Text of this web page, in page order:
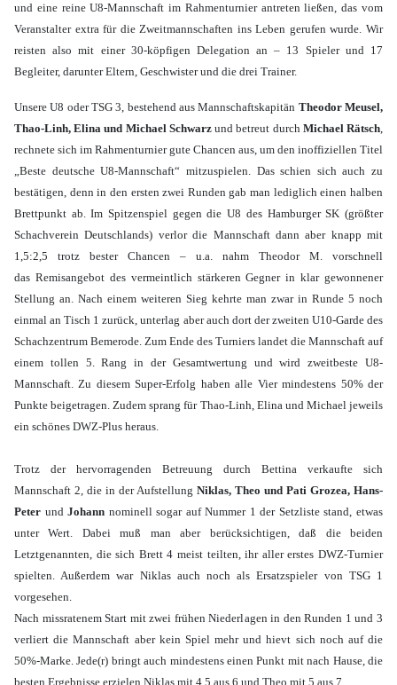
und eine reine U8-Mannschaft im Rahmenturnier antreten ließen, das vom
Veranstalter extra für die Zweitmannschaften ins Leben gerufen wurde. Wir
reisten also mit einer 30-köpfigen Delegation an – 13 Spieler und 17
Begleiter, darunter Eltern, Geschwister und die drei Trainer.
Unsere U8 oder TSG 3, bestehend aus Mannschaftskapitän Theodor Meusel,
Thao-Linh, Elina und Michael Schwarzund betreut durch Michael Rätsch,
rechnete sich im Rahmenturnier gute Chancen aus, um den inoffiziellen Titel
„Beste deutsche U8-Mannschaft“ mitzuspielen. Das schien sich auch zu
bestätigen, denn in den ersten zwei Runden gab man lediglich einen halben
Brettpunkt ab. Im Spitzenspiel gegen die U8 des Hamburger SK (größter
Schachverein Deutschlands) verlor die Mannschaft dann aber knapp mit
1,5:2,5 trotz bester Chancen – u.a. nahm Theodor M. vorschnell
das Remisangebot des vermeintlich stärkeren Gegner in klar gewonnener
Stellung an. Nach einem weiteren Sieg kehrte man zwar in Runde 5 noch
einmal an Tisch 1 zurück, unterlag aber auch dort der zweiten U10-Garde des
Schachzentrum Bemerode. Zum Ende des Turniers landet die Mannschaft auf
einem tollen 5. Rang in der Gesamtwertung und wird zweitbeste U8-
Mannschaft. Zu diesem Super-Erfolg haben alle Vier mindestens 50% der
Punkte beigetragen. Zudem sprang für Thao-Linh, Elina und Michael jeweils
ein schönes DWZ-Plus heraus.
Trotz der hervorragenden Betreuung durch Bettina verkaufte sich
Mannschaft 2, die in der Aufstellung Niklas, Theo und Pati Grozea, Hans-
Peter undJohann nominell sogar auf Nummer 1 der Setzliste stand, etwas
unter Wert. Dabei muß man aber berücksichtigen, daß die beiden
Letztgenannten, die sich Brett 4 meist teilten, ihr aller erstes DWZ-Turnier
spielten. Außerdem war Niklas auch noch als Ersatzspieler von TSG 1
vorgesehen.
Nach missratenem Start mit zwei frühen Niederlagen in den Runden 1 und 3
verliert die Mannschaft aber kein Spiel mehr und hievt sich noch auf die
50%-Marke. Jede(r) bringt auch mindestens einen Punkt mit nach Hause, die
besten Ergebnisse erzielen Niklas mit 4,5 aus 6 und Theo mit 5 aus 7.